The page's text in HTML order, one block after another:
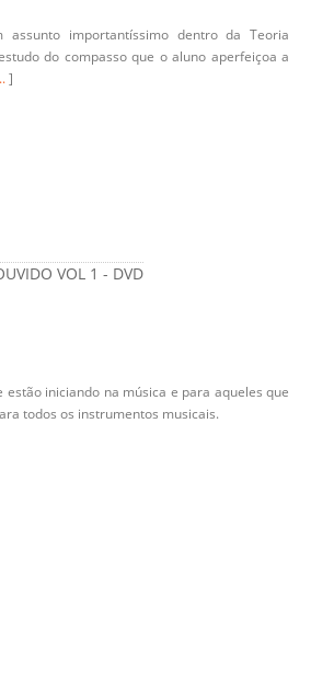
assunto importantíssimo dentro da Teoria
do compasso que o aluno aperfeiçoa a
]
VOL 1 - DVD
iniciando na música e para aqueles que
todos os instrumentos musicais.